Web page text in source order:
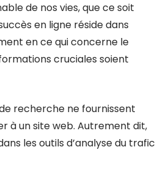
de nos vies, que ce soit
en ligne réside dans
en ce qui concerne le
cruciales soient
recherche ne fournissent
à un site web. Autrement dit,
les outils d’analyse du trafic